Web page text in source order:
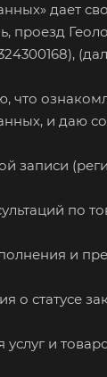
дает
проезд
что
, и даю
записи
по
и
о статусе
услуг и